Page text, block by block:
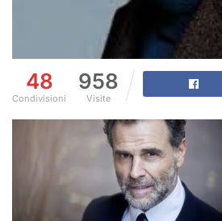
48
Condivisioni
958
Visite